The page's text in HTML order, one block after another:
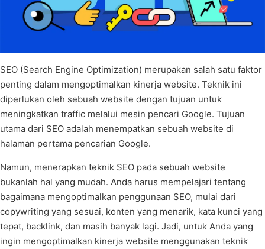
SEO (Search Engine Optimization) merupakan salah satu faktor
penting dalam mengoptimalkan kinerja website. Teknik ini
diperlukan oleh sebuah website dengan tujuan untuk
meningkatkan traffic melalui mesin pencari Google. Tujuan
utama dari SEO adalah menempatkan sebuah website di
halaman pertama pencarian Google.
Namun, menerapkan teknik SEO pada sebuah website
bukanlah hal yang mudah. Anda harus mempelajari tentang
bagaimana mengoptimalkan penggunaan SEO, mulai dari
copywriting yang sesuai, konten yang menarik, kata kunci yang
tepat, backlink, dan masih banyak lagi. Jadi, untuk Anda yang
ingin mengoptimalkan kinerja website menggunakan teknik